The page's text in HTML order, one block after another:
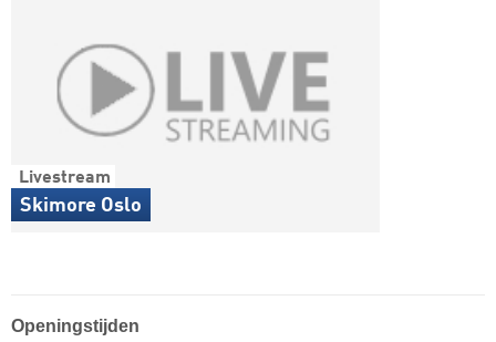
Livestream
Skimore Oslo
Openingstijden